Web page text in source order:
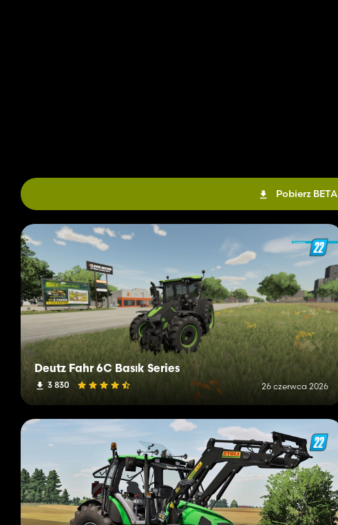
Pobierz BETA
Deutz Fahr 6C Basık Series
3 830 26 czerwca 2026